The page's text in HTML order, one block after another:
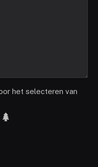
het selecteren van